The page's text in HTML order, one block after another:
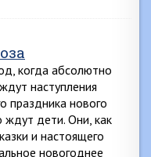
когда абсолютно
наступления
праздника нового
ждут дети. Они, как
и настоящего
новогоднее